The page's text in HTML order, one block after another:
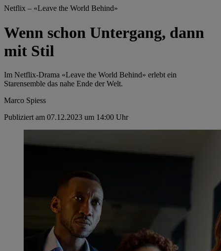
Netflix – «Leave the World Behind»
Wenn schon Untergang, dann
mit Stil
Im Netflix-Drama «Leave the World Behind» erlebt ein
Starensemble das nahe Ende der Welt.
Marco Spiess
Publiziert am 07.12.2023 um 14:00 Uhr